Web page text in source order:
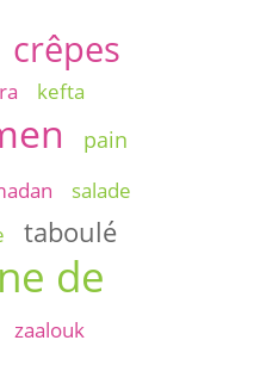
crêpes
kefta
pain
salade
taboulé
de
zaalouk